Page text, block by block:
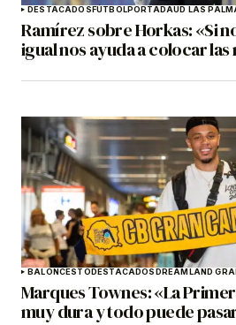
DESTACADOSFÚTBOLPORTADAUD LAS
Ramírez sobre Horkas: «Si
igual nos ayuda a colocar
BALONCESTODESTACADOSDREAMLAND
Marques Townes: «La
muy dura y todo puede